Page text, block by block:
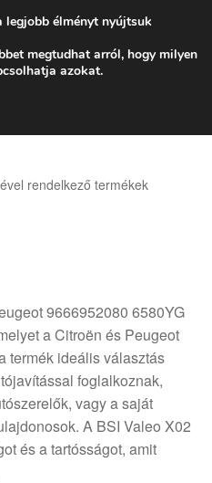
2618 Ft-tól
06 80 088 054
rendelkező termékek
9666952080 6580YG
a Citroën és Peugeot
termék ideális választás
foglalkoznak,
vagy a saját
A BSI Valeo X02
és a tartósságot, amit
legjobb élményt nyújtsuk
megtudhat arról, hogy milyen
azokat.